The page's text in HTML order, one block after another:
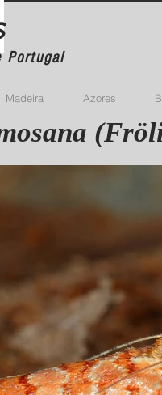
Portugal
Madeira Azores